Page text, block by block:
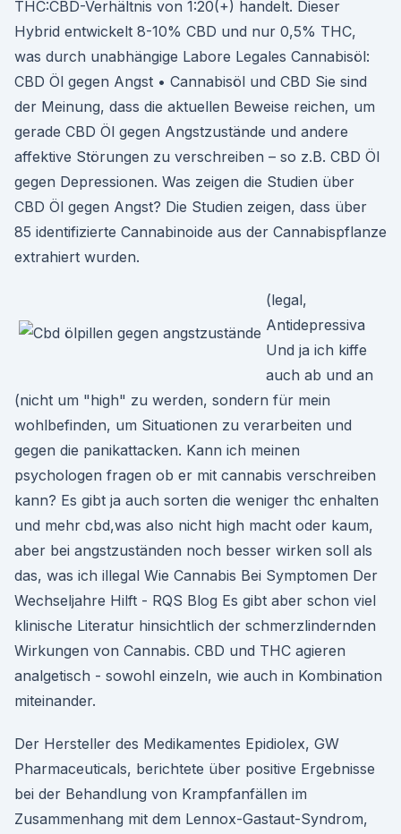
THC:CBD-Verhältnis von 1:20(+) handelt. Dieser
Hybrid entwickelt 8-10% CBD und nur 0,5% THC,
was durch unabhängige Labore Legales Cannabisöl:
CBD Öl gegen Angst • Cannabisöl und CBD Sie sind
der Meinung, dass die aktuellen Beweise reichen, um
gerade CBD Öl gegen Angstzustände und andere
affektive Störungen zu verschreiben – so z.B. CBD Öl
gegen Depressionen. Was zeigen die Studien über
CBD Öl gegen Angst? Die Studien zeigen, dass über
85 identifizierte Cannabinoide aus der Cannabispflanze
extrahiert wurden.
(legal,
Antidepressiva
Und ja ich kiffe
auch ab und an
(nicht um "high" zu werden, sondern für mein
wohlbefinden, um Situationen zu verarbeiten und
gegen die panikattacken. Kann ich meinen
psychologen fragen ob er mit cannabis verschreiben
kann? Es gibt ja auch sorten die weniger thc enhalten
und mehr cbd,was also nicht high macht oder kaum,
aber bei angstzuständen noch besser wirken soll als
das, was ich illegal Wie Cannabis Bei Symptomen Der
Wechseljahre Hilft - RQS Blog Es gibt aber schon viel
klinische Literatur hinsichtlich der schmerzlindernden
Wirkungen von Cannabis. CBD und THC agieren
analgetisch - sowohl einzeln, wie auch in Kombination
miteinander.
Der Hersteller des Medikamentes Epidiolex, GW
Pharmaceuticals, berichtete über positive Ergebnisse
bei der Behandlung von Krampfanfällen im
Zusammenhang mit dem Lennox-Gastaut-Syndrom,